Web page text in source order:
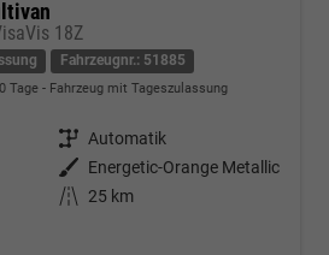
18Z
Fahrzeugnr.: 51885
Tage Fahrzeug mit Tageszulassung
Getriebe Automatik
Außenfarbe
Energetic-Orange Metallic
Kilometerstand
25 km